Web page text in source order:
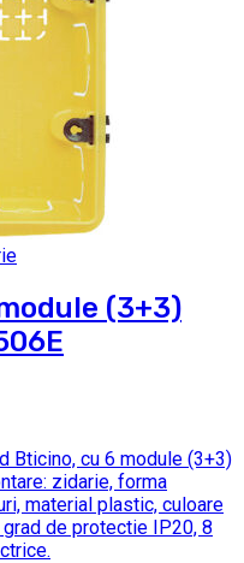
(3+3)
Bticino, cu 6 module (3+3)
zidarie, forma
material plastic, culoare
de protectie IP20, 8